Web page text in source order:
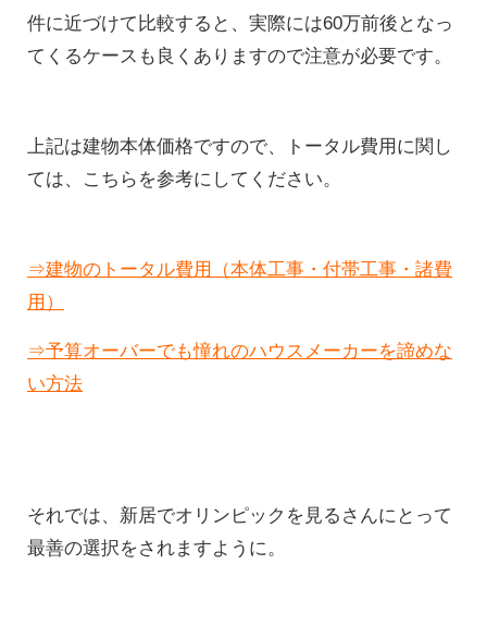
件に近づけて比較すると、実際には60万前後となっ
てくるケースも良くありますので注意が必要です。
上記は建物本体価格ですので、トータル費用に関し
ては、こちらを参考にしてください。
⇒建物のトータル費用（本体工事・付帯工事・諸費
用）
⇒予算オーバーでも憧れのハウスメーカーを諦めな
い方法
それでは、新居でオリンピックを見るさんにとって
最善の選択をされますように。